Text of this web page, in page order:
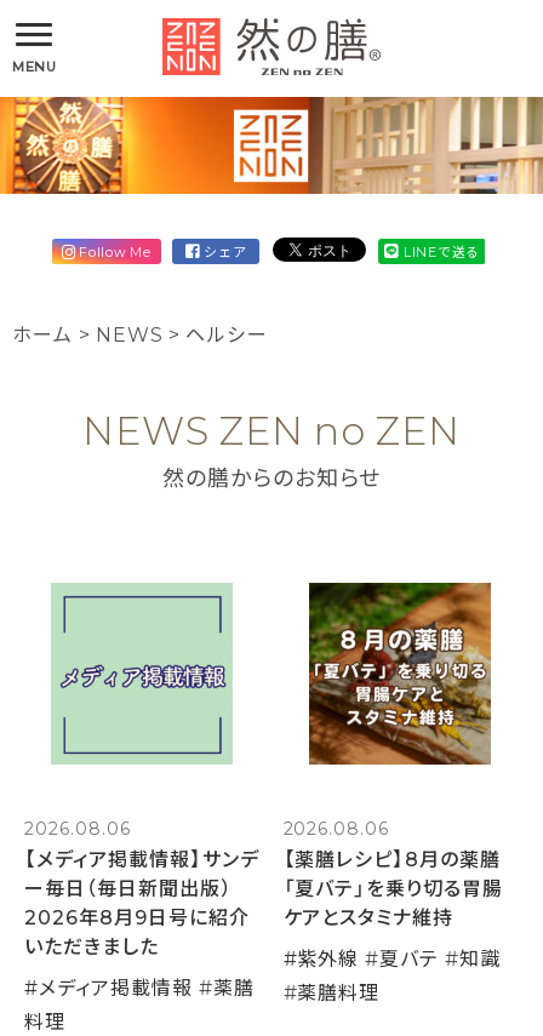
MENU
Follow Me シェア LINEで送る
ホーム > NEWS > ヘルシー
NEWS ZEN no ZEN
然の膳からのお知らせ
2026.08.06
【メディア掲載情報】サンデ
ー毎日（毎日新聞出版）
2026年8月9日号に紹介
いただきました
#メディア掲載情報 #薬膳
料理
2026.08.06
【薬膳レシピ】8月の薬膳
「夏バテ」を乗り切る胃腸
ケアとスタミナ維持
#紫外線 #夏バテ #知識
#薬膳料理